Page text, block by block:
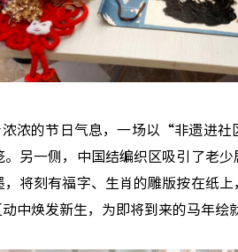
的节日气息，一场以“非遗进社
另一侧，中国结编织区吸引了老
将刻有福字、生肖的雕版按在纸
中焕发新生，为即将到来的马年绘